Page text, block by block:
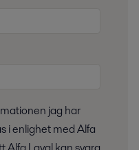
i enlighet med Alfa